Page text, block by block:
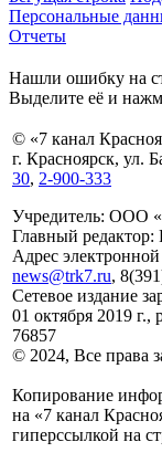
Персональные
Отчеты
Нашли ошибку на
Выделите её и
© «7 канал
г. Красноярск, ул.
30, 2-900-333
Учредитель: ООО
Главный
Адрес
news@trk7.ru,
Сетевое издание
01 октября 2019
76857
© 2024, Все права
Копирование
на «7 канал
гиперссылкой на